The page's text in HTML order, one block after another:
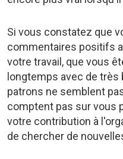
Si vous constatez que
commentaires positifs
votre travail, que vous
longtemps avec de
patrons ne semblent
comptent pas sur vous
votre contribution à
de chercher de